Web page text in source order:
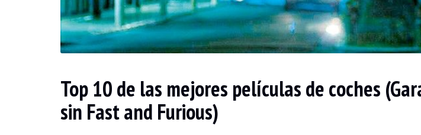
Top 10 de las mejores películas de coches
sin Fast and Furious)